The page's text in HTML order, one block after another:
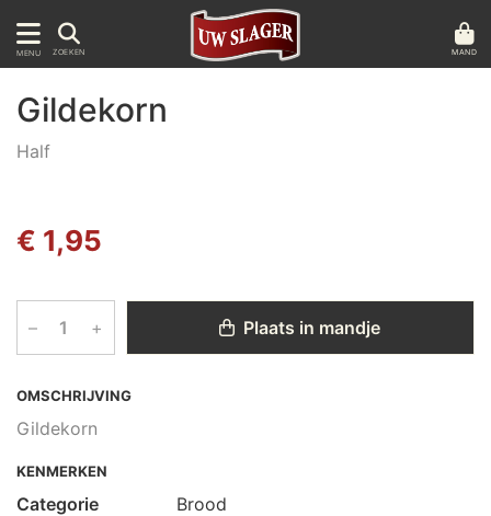
MENU ZOEKEN MAND
OMSCHRIJVING
Gildekorn
Gildekorn
Half
€ 1,95
– + Plaats in mandje
KENMERKEN
Categorie Brood